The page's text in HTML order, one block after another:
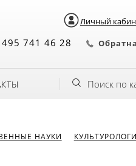
Личный
741 46 28
Поиск по
НАУКИ